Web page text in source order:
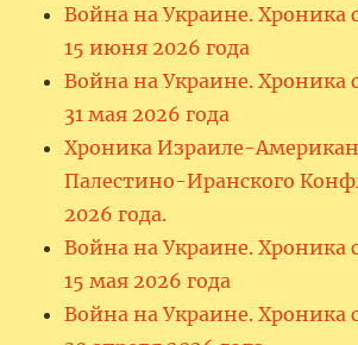
Война на Украине. Хроника
15 июня 2026 года
Война на Украине. Хроника
31 мая 2026 года
Хроника Израиле-
Палестино-Иранского
2026 года.
Война на Украине. Хроника
15 мая 2026 года
Война на Украине. Хроника